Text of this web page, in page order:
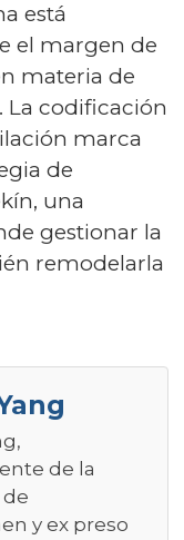
está
el margen de
materia de
La codificación
marca
de
una
gestionar la
remodelarla
de la
y ex preso